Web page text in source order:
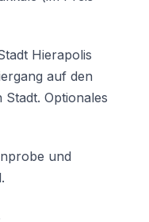
Hierapolis
auf den
Optionales
und